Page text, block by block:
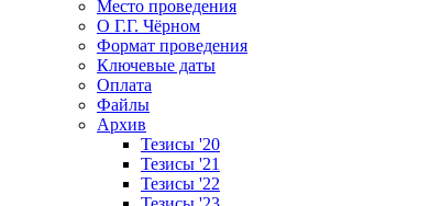
Место проведения
О Г.Г. Чёрном
Формат проведения
Ключевые даты
Оплата
Файлы
Архив
Тезисы '20
Тезисы '21
Тезисы '22